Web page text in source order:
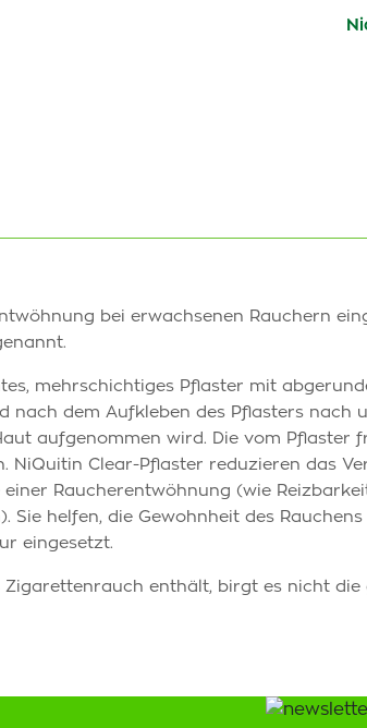
bei erwachsenen Rauchern
mehrschichtiges Pflaster mit
nach dem Aufkleben des Pflasters nach
aufgenommen wird. Die vom Pflaster
NiQuitin Clear-Pflaster reduzieren das
Raucherentwöhnung (wie
Sie helfen, die Gewohnheit des Rauchens
eingesetzt.
enthält, birgt es nicht die